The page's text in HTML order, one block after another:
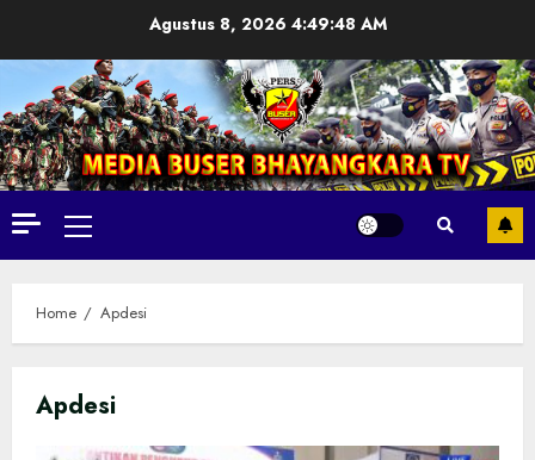
Agustus 8, 2026 4:49:49 AM
Primary
Menu
Home Apdesi
Apdesi